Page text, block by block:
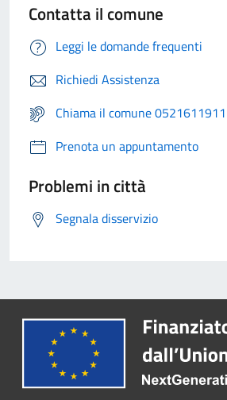
Contatta il comune
Leggi le domande frequenti
Richiedi Assistenza
Chiama il comune 0521611911
Prenota un appuntamento
Problemi in città
Segnala disservizio